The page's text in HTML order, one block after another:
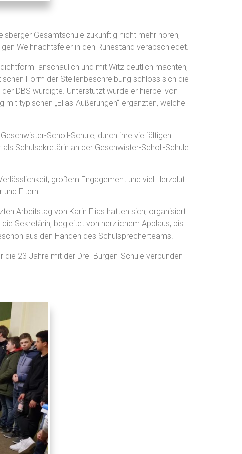
Gesamtschule zukünftig nicht mehr hören,
Weihnachtsfeier in den Ruhestand verabschiedet.
anschaulich und mit Witz deutlich machten,
Form der Stellenbeschreibung schloss sich die
DBS würdigte. Unterstützt wurde er hierbei von
typischen „Elias-Äußerungen“ ergänzten, welche
Scholl-Schule, durch ihre vielfältigen
Schulsekretärin an der Geschwister-Scholl-Schule
großem Engagement und viel Herzblut
und Eltern.
Arbeitstag von Karin Elias hatten sich, organisiert
Sekretärin, begleitet von herzlichem Applaus, bis
aus den Händen des Schulsprecherteams.
23 Jahre mit der Drei-Burgen-Schule verbunden